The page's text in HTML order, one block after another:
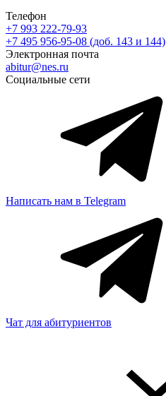
Телефон
+7 993 222-79-93
+7 495 956-95-08 (доб. 143 и 144)
Электронная почта
abitur@nes.ru
Социальные сети
Написать нам в Telegram
Чат для абитуриентов